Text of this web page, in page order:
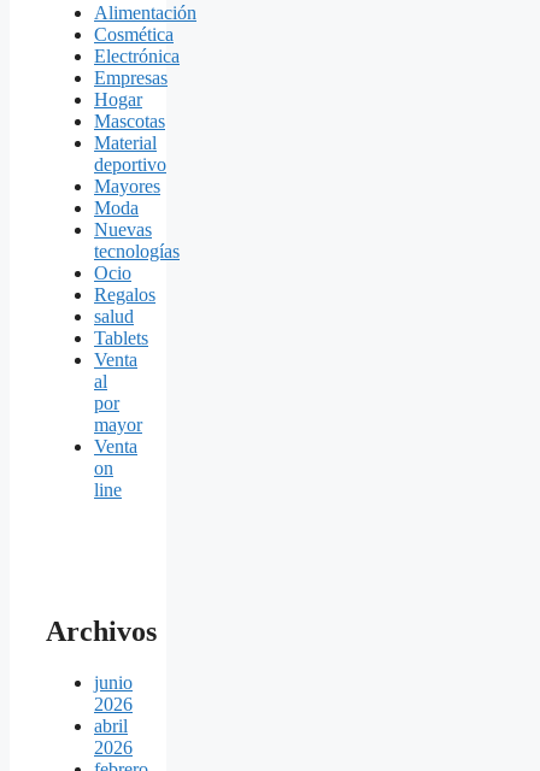
Alimentación
Cosmética
Electrónica
Empresas
Hogar
Mascotas
Material
deportivo
Mayores
Moda
Nuevas
tecnologías
Ocio
Regalos
salud
Tablets
Venta
al
por
mayor
Venta
on
line
Archivos
junio
2026
abril
2026